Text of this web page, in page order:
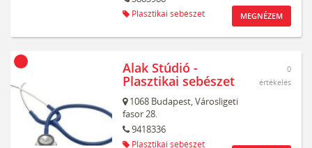
Plasztikai sebészet MEGNÉZEM
Alak Stúdió -
Plasztikai sebészet
1068 Budapest,Városligeti
fasor 28.
9418336
Plasztikai sebészet
0
értékelés